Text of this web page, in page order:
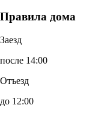
Правила дома
Заезд
после 14:00
Отъезд
до 12:00